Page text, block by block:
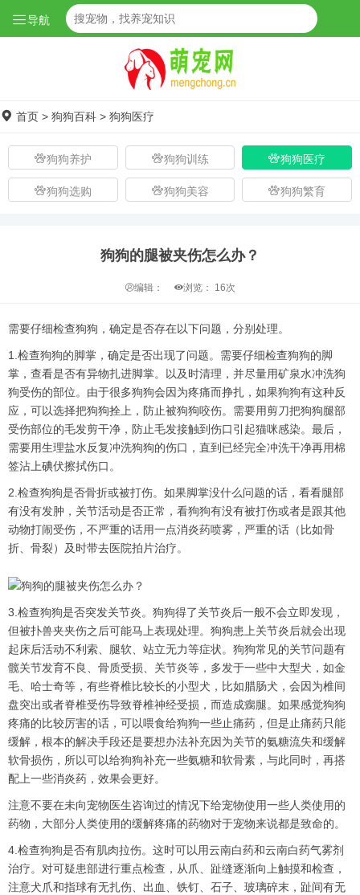
导航
首页 > 狗狗百科 > 狗狗医疗
狗狗养护 狗狗训练 狗狗医疗
狗狗选购 狗狗美容 狗狗繁育
狗狗的腿被夹伤怎么办？
编辑： 浏览： 16次
需要仔细检查狗狗，确定是否存在以下问题，分别处理。
1.检查狗狗的脚掌，确定是否出现了问题。需要仔细检查狗狗的脚
掌，查看是否有异物扎进脚掌。以及时清理，并尽量用矿泉水冲洗狗
狗受伤的部位。由于很多狗狗会因为疼痛而挣扎，如果狗狗有这种反
应，可以选择把狗狗拴上，防止被狗狗咬伤。需要用剪刀把狗狗腿部
受伤部位的毛发剪干净，防止毛发接触到伤口引起猫咪感染。最后，
需要用生理盐水反复冲洗狗狗的伤口，直到已经完全冲洗干净再用棉
签沾上碘伏擦拭伤口。
2.检查狗狗是否骨折或被打伤。如果脚掌没什么问题的话，看看腿部
有没有发肿，关节活动是否正常，看狗狗有没有被打伤或者是跟其他
动物打闹受伤，不严重的话用一点消炎药喷雾，严重的话（比如骨
折、骨裂）及时带去医院拍片治疗。
3.检查狗狗是否突发关节炎。狗狗得了关节炎后一般不会立即发现，
但被扑兽夹夹伤之后可能马上表现处理。狗狗患上关节炎后就会出现
起床后活动不利索、腿软、站立无力等症状。狗狗常见的关节问题有
髋关节发育不良、骨质受损、关节炎等，多发于一些中大型犬，如金
毛、哈士奇等，有些脊椎比较长的小型犬，比如腊肠犬，会因为椎间
盘突出或者脊椎受伤导致脊椎神经受损，而造成瘸腿。如果感觉狗狗
疼痛的比较厉害的话，可以喂食给狗狗一些止痛药，但是止痛药只能
缓解，根本的解决手段还是要想办法补充因为关节的氨糖流失和缓解
软骨损伤，所以可以给狗狗补充一些氨糖和软骨素，与此同时，再搭
配上一些消炎药，效果会更好。
注意不要在未向宠物医生咨询过的情况下给宠物使用一些人类使用的
药物，大部分人类使用的缓解疼痛的药物对于宠物来说都是致命的。
4.检查狗狗是否有肌肉拉伤。这时可以用云南白药和云南白药气雾剂
治疗。对可疑患部进行重点检查，从爪、趾缝逐渐向上触摸和检查，
注意犬爪和指球有无扎伤、出血、铁钉、石子、玻璃碎末，趾间有无